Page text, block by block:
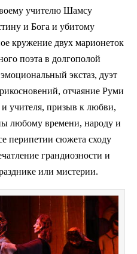
учителю Шамсу
и Бога и убитому
кружение двух марионеток
поэта в долгополой
экстаз, дуэт
отчаяние Руми
и учителя, призыв к любви,
любому времени, народу и
перипетии сюжета сходу
грандиозности и
или мистерии.